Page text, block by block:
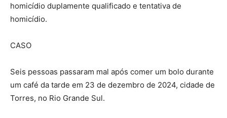
homicídio duplamente qualificado e tentativa de
homicídio.
CASO
Seis pessoas passaram mal após comer um bolo durante
um café da tarde em 23 de dezembro de 2024, cidade de
Torres, no Rio Grande Sul.